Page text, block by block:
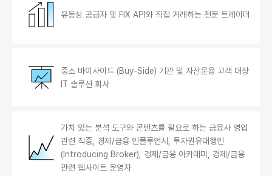
유동성 공급자 및 FIX API와 직접 거래하는 전문 트레이더
중소 바이사이드 (Buy-Side) 기관 및 자산운용 고객 대상
IT 솔루션 회사
가치 있는 분석 도구와 콘텐츠를 필요로 하는 금융사 영업
관련 직종, 경제/금융 인플루언서, 투자권유대행인
(Introducing Broker), 경제/금융 아카데미, 경제/금융
관련 웹사이트 운영자